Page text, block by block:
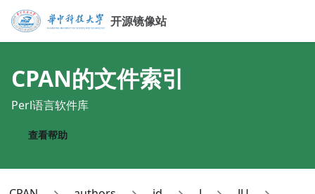
开源镜像站
CPAN的文件索引
Perl语言软件库
查看帮助